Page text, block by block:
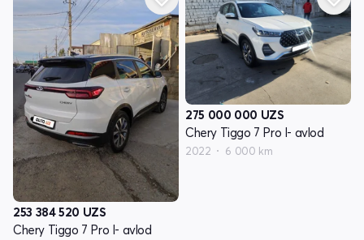
253 384 520 UZS
Chery Tiggo 7 Pro I- avlod
275 000 000 UZS
Chery Tiggo 7 Pro I- avlod
2022 6 000 km